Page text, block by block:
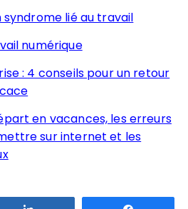
syndrome lié au travail
numérique
: 4 conseils pour un retour
en vacances, les erreurs
sur internet et les